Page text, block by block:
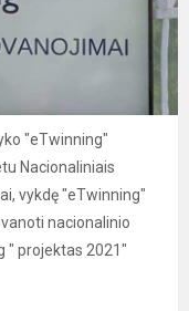
"eTwinning"
Nacionaliniais
vykdę "eTwinning"
nacionalinio
" projektas 2021"